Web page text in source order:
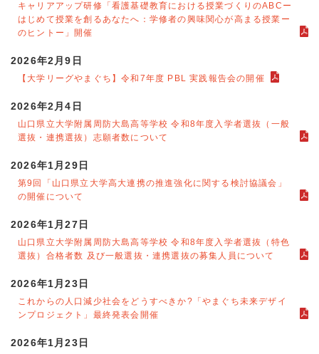
キャリアアップ研修「看護基礎教育における授業づくりのABCー
はじめて授業を創るあなたへ：学修者の興味関心が高まる授業ー
のヒントー」開催
2026年2月9日
【大学リーグやまぐち】令和7年度 PBL 実践報告会の開催
2026年2月4日
山口県立大学附属周防大島高等学校 令和8年度入学者選抜（一般
選抜・連携選抜）志願者数について
2026年1月29日
第9回「山口県立大学高大連携の推進強化に関する検討協議会」
の開催について
2026年1月27日
山口県立大学附属周防大島高等学校 令和8年度入学者選抜（特色
選抜）合格者数 及び一般選抜・連携選抜の募集人員について
2026年1月23日
これからの人口減少社会をどうすべきか?「やまぐち未来デザイ
ンプロジェクト」最終発表会開催
2026年1月23日